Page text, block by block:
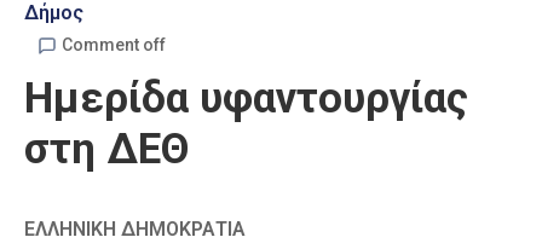
Δήμος
Comment off
Ημερίδα υφαντουργίας
στη ΔΕΘ
ΕΛΛΗΝΙΚΗ ΔΗΜΟΚΡΑΤΙΑ